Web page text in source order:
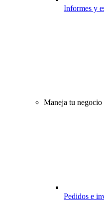
Informes y
Maneja tu negocio
Pedidos e